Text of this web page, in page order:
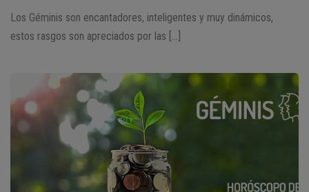
Los Géminis son encantadores, inteligentes y muy dinámicos,
estos rasgos son apreciados por las […]